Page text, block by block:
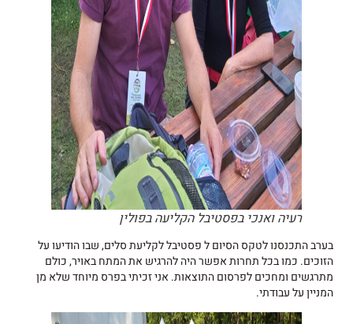
רעיה ואנכי בפסטיבל הקליעה בפולין
בערב התכנסנו לטקס הסיום ל פסטיבל לקליעת סלים, שבו הודיעו על
הזוכים. כמו בכל תחרות אפשר היה להרגיש את המתח באויר, כולם
מתרגשים ומחכים לפרסום התוצאות. אני זכיתי בפרס מיוחד שלא מן
המניין על עבודתי.